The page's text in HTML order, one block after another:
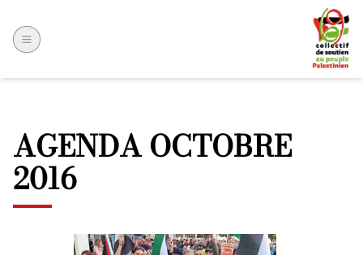
AGENDA OCTOBRE
2016